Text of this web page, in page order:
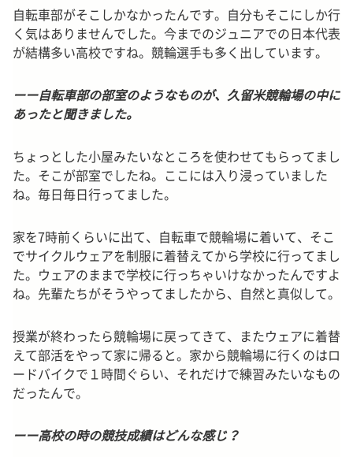
自転車部がそこしかなかったんです。自分もそこにしか行
く気はありませんでした。今までのジュニアでの日本代表
が結構多い高校ですね。競輪選手も多く出しています。
ーー自転車部の部室のようなものが、久留米競輪場の中に
あったと聞きました。
ちょっとした小屋みたいなところを使わせてもらってまし
た。そこが部室でしたね。ここには入り浸っていました
ね。毎日毎日行ってました。
家を7時前くらいに出て、自転車で競輪場に着いて、そこ
でサイクルウェアを制服に着替えてから学校に行ってまし
た。ウェアのままで学校に行っちゃいけなかったんですよ
ね。先輩たちがそうやってましたから、自然と真似して。
授業が終わったら競輪場に戻ってきて、またウェアに着替
えて部活をやって家に帰ると。家から競輪場に行くのはロ
ードバイクで１時間ぐらい、それだけで練習みたいなもの
だったんで。
ーー高校の時の競技成績はどんな感じ？